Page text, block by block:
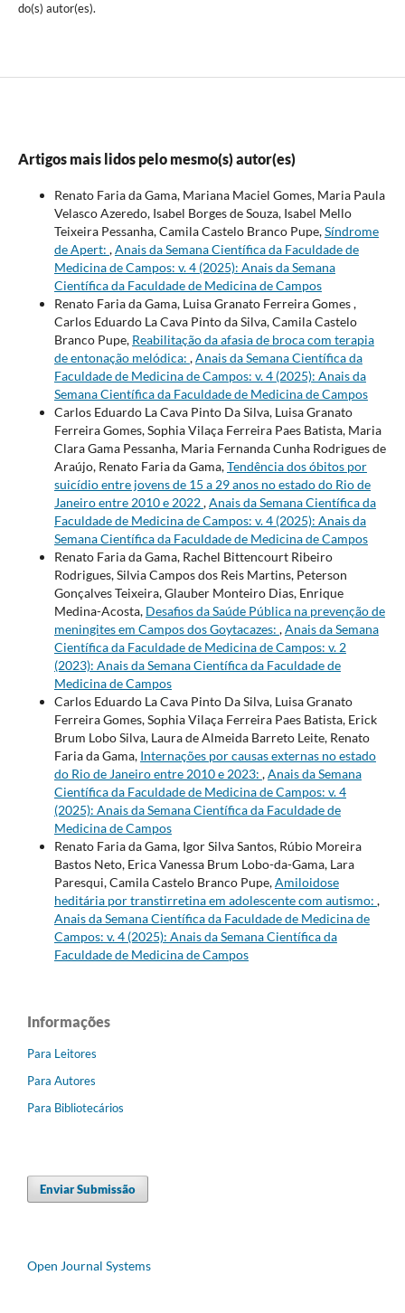
do(s) autor(es).
Artigos mais lidos pelo mesmo(s) autor(es)
Renato Faria da Gama, Mariana Maciel Gomes, Maria Paula
Velasco Azeredo, Isabel Borges de Souza, Isabel Mello
Teixeira Pessanha, Camila Castelo Branco Pupe,Síndrome
de Apert: ,Anais da Semana Científica da Faculdade de
Medicina de Campos: v. 4 (2025): Anais da Semana
Científica da Faculdade de Medicina de Campos
Renato Faria da Gama, Luisa Granato Ferreira Gomes ,
Carlos Eduardo La Cava Pinto da Silva, Camila Castelo
Branco Pupe, Reabilitação da afasia de broca com terapia
de entonação melódica: ,Anais da Semana Científica da
Faculdade de Medicina de Campos: v. 4 (2025): Anais da
Semana Científica da Faculdade de Medicina de Campos
Carlos Eduardo La Cava Pinto Da Silva, Luisa Granato
Ferreira Gomes, Sophia Vilaça Ferreira Paes Batista, Maria
Clara Gama Pessanha, Maria Fernanda Cunha Rodrigues de
Araújo, Renato Faria da Gama,Tendência dos óbitos por
suicídio entre jovens de 15 a 29 anos no estado do Rio de
Janeiro entre 2010 e 2022,Anais da Semana Científica da
Faculdade de Medicina de Campos: v. 4 (2025): Anais da
Semana Científica da Faculdade de Medicina de Campos
Renato Faria da Gama, Rachel Bittencourt Ribeiro
Rodrigues, Silvia Campos dos Reis Martins, Peterson
Gonçalves Teixeira, Glauber Monteiro Dias, Enrique
Medina-Acosta, Desafios da Saúde Pública na prevenção de
meningites em Campos dos Goytacazes: ,Anais da Semana
Científica da Faculdade de Medicina de Campos: v. 2
(2023): Anais da Semana Científica da Faculdade de
Medicina de Campos
Carlos Eduardo La Cava Pinto Da Silva, Luisa Granato
Ferreira Gomes, Sophia Vilaça Ferreira Paes Batista, Erick
Brum Lobo Silva, Laura de Almeida Barreto Leite, Renato
Faria da Gama, Internações por causas externas no estado
do Rio de Janeiro entre 2010 e 2023: ,Anais da Semana
Científica da Faculdade de Medicina de Campos: v. 4
(2025): Anais da Semana Científica da Faculdade de
Medicina de Campos
Renato Faria da Gama, Igor Silva Santos, Rúbio Moreira
Bastos Neto, Erica Vanessa Brum Lobo-da-Gama, Lara
Paresqui, Camila Castelo Branco Pupe,Amiloidose
heditária por transtirretina em adolescente com autismo: ,
Anais da Semana Científica da Faculdade de Medicina de
Campos: v. 4 (2025): Anais da Semana Científica da
Faculdade de Medicina de Campos
Informações
Para Leitores
Para Autores
Para Bibliotecários
Enviar Submissão
Open Journal Systems